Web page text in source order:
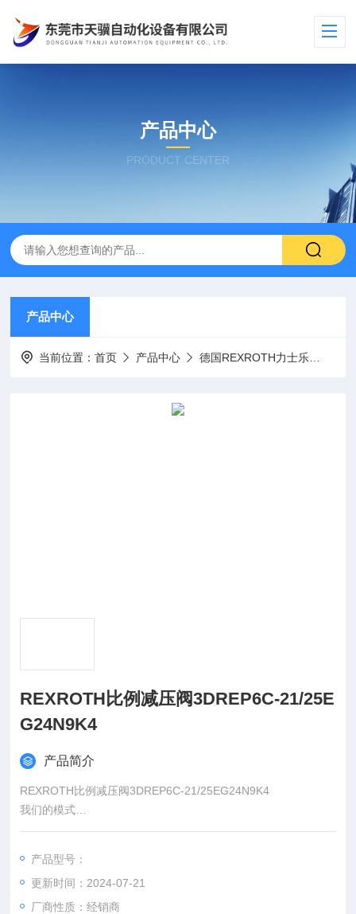
产品中心
PRODUCT CENTER
产品中心
当前位置：首页 产品中心 德国REXROTH力士乐
REXROTH比例减压阀3DREP6C-21/25E
G24N9K4
产品简介
REXROTH比例减压阀3DREP6C-21/25EG24N9K4
我们的模式
所有订货和采购由公司统一操作。定货后，我们可以向客户提供
会出具的原产地证明（原产地证明客户需要付费）关于货从德国
飞往国内的时间安排
产品型号：
更新时间：2024-07-21
厂商性质：经销商